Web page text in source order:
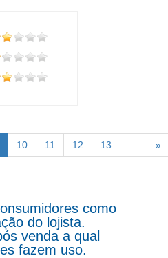
10 11 12 13 »
como
do lojista.
venda a qual
fazem uso.